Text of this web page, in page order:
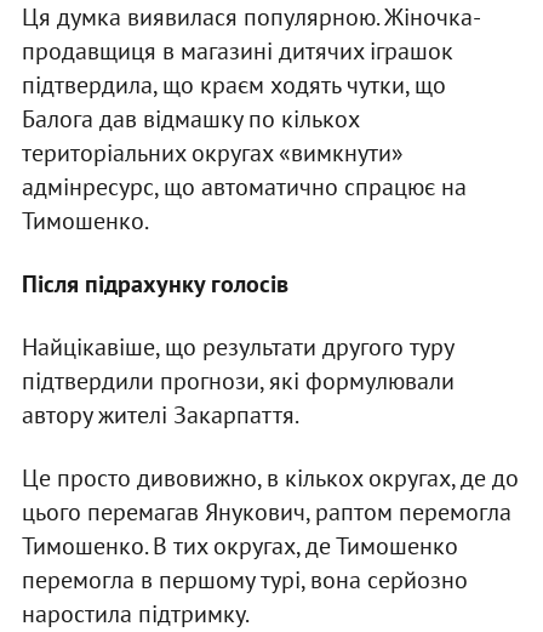
Ця думка виявилася популярною. Жіночка-
продавщиця в магазині дитячих іграшок
підтвердила, що краєм ходять чутки, що
Балога дав відмашку по кількох
територіальних округах «вимкнути»
адмінресурс, що автоматично спрацює на
Тимошенко.
Після підрахунку голосів
Найцікавіше, що результати другого туру
підтвердили прогнози, які формулювали
автору жителі Закарпаття.
Це просто дивовижно, в кількох округах, де до
цього перемагав Янукович, раптом перемогла
Тимошенко. В тих округах, де Тимошенко
перемогла в першому турі, вона серйозно
наростила підтримку.